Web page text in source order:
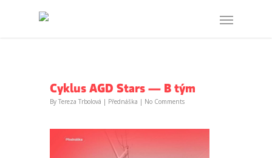
Cyklus AGD Stars — B tým
By Tereza Trbolová | Přednáška | No Comments